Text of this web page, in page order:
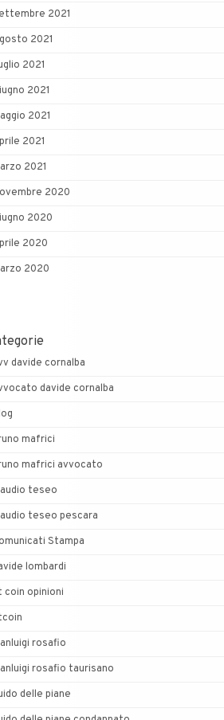
2021
2021
2021
2021
2021
2021
2021
2020
2020
2020
2020
davide cornalba
davide cornalba
mafrici
mafrici avvocato
teseo
teseo pescara
Stampa
lombardi
coin opinioni
rosafio
rosafio taurisano
delle piane